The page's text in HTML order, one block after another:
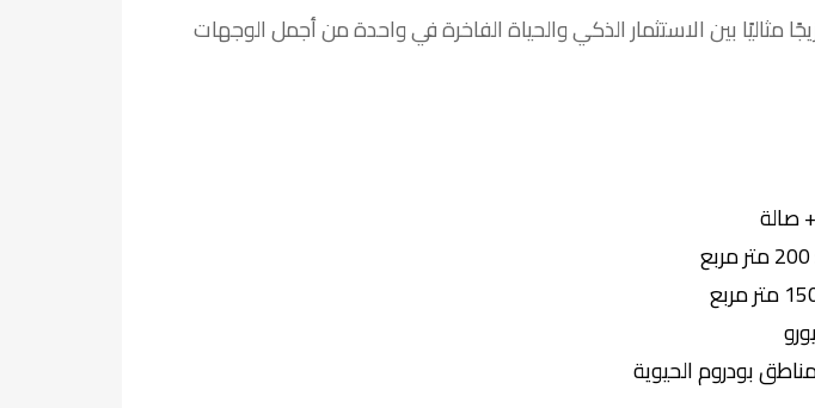
مثاليًا بين الاستثمار الذكي والحياة الفاخرة في واحدة من أجمل الوجهات
بودروم الحيوية